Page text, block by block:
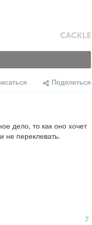
Поделиться
дело, то как оно хочет
не переклевать.
7